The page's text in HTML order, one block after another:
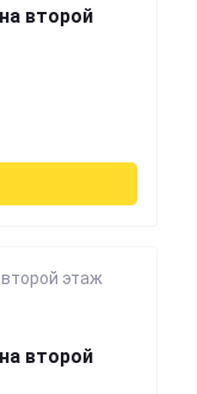
второй
второй